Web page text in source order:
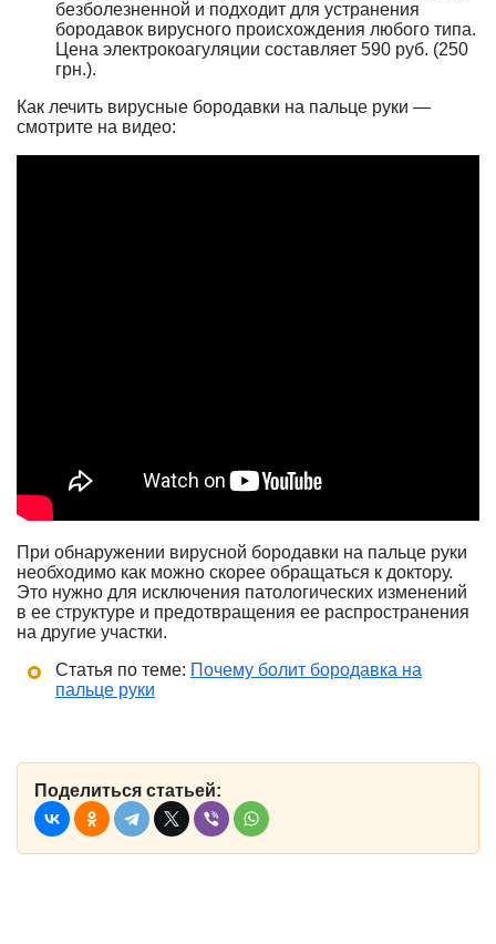
безболезненной и подходит для устранения
бородавок вирусного происхождения любого типа.
Цена электрокоагуляции составляет 590 руб. (250
грн.).
Как лечить вирусные бородавки на пальце руки —
смотрите на видео:
При обнаружении вирусной бородавки на пальце руки
необходимо как можно скорее обращаться к доктору.
Это нужно для исключения патологических изменений
в ее структуре и предотвращения ее распространения
на другие участки.
Статья по теме: Почему болит бородавка на
пальце руки
Поделиться статьей: